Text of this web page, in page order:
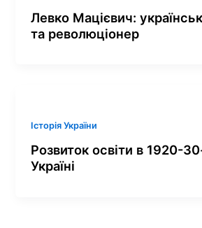
Левко Мацієвич:
та революціонер
Історія України
Розвиток освіти в 1920-
Україні